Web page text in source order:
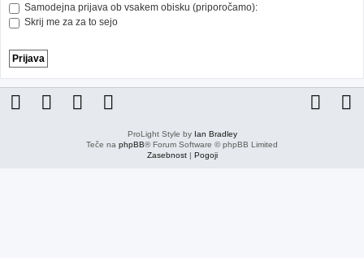
Samodejna prijava ob vsakem obisku (priporočamo):
Skrij me za za to sejo
ProLight Style by Ian Bradley
Teče na phpBB® Forum Software © phpBB Limited
Zasebnost| Pogoji